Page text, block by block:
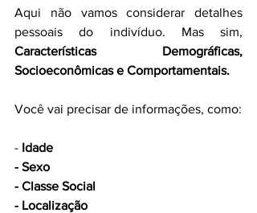
Aqui não vamos considerar detalhes
pessoais do indivíduo.
Características Demográficas,
Socioeconômicas e Comportamentais.
Você vai precisar de informações, como:
- Idade
- Sexo
- Classe Social
- Localização